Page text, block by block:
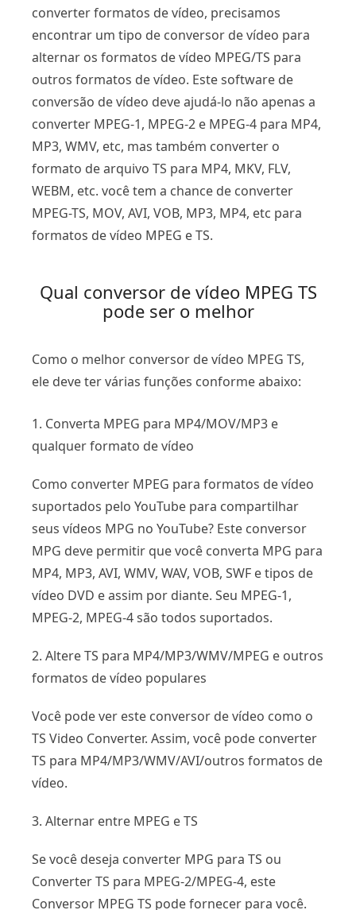
converter formatos de vídeo, precisamos
encontrar um tipo de conversor de vídeo para
alternar os formatos de vídeo MPEG/TS para
outros formatos de vídeo. Este software de
conversão de vídeo deve ajudá-lo não apenas a
converter MPEG-1, MPEG-2 e MPEG-4 para MP4,
MP3, WMV, etc, mas também converter o
formato de arquivo TS para MP4, MKV, FLV,
WEBM, etc. você tem a chance de converter
MPEG-TS, MOV, AVI, VOB, MP3, MP4, etc para
formatos de vídeo MPEG e TS.
Qual conversor de vídeo MPEG TS
pode ser o melhor
Como o melhor conversor de vídeo MPEG TS,
ele deve ter várias funções conforme abaixo:
1. Converta MPEG para MP4/MOV/MP3 e
qualquer formato de vídeo
Como converter MPEG para formatos de vídeo
suportados pelo YouTube para compartilhar
seus vídeos MPG no YouTube? Este conversor
MPG deve permitir que você converta MPG para
MP4, MP3, AVI, WMV, WAV, VOB, SWF e tipos de
vídeo DVD e assim por diante. Seu MPEG-1,
MPEG-2, MPEG-4 são todos suportados.
2. Altere TS para MP4/MP3/WMV/MPEG e outros
formatos de vídeo populares
Você pode ver este conversor de vídeo como o
TS Video Converter. Assim, você pode converter
TS para MP4/MP3/WMV/AVI/outros formatos de
vídeo.
3. Alternar entre MPEG e TS
Se você deseja converter MPG para TS ou
Converter TS para MPEG-2/MPEG-4, este
Conversor MPEG TS pode fornecer para você.